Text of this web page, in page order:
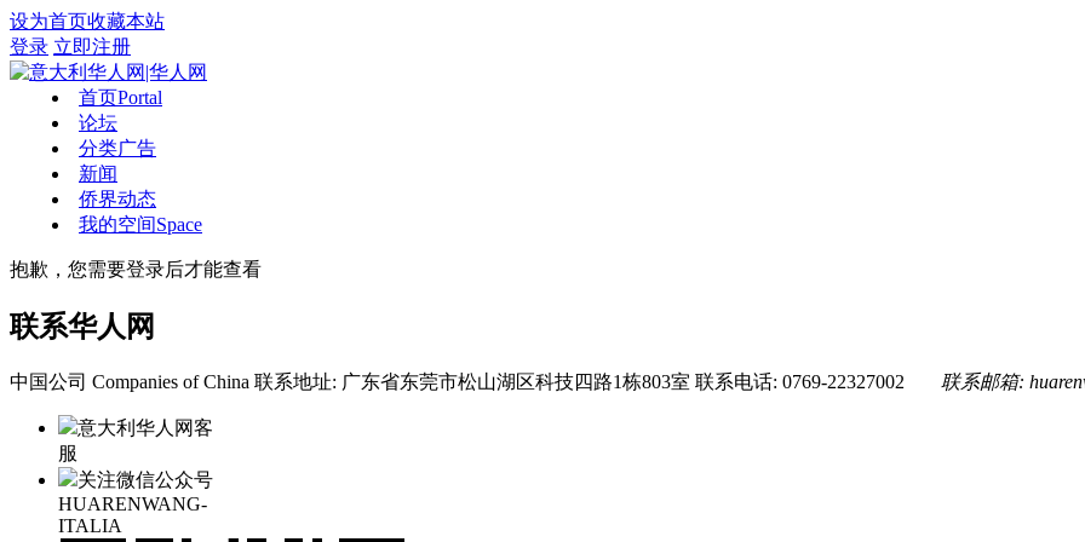
设为首页收藏本站
登录 立即注册
首页Portal
论坛
分类广告
新闻
侨界动态
我的空间Space
抱歉，您需要登录后才能查看
联系华人网
中国公司 Companies of China 联系地址: 广东省东莞市松山湖区科技四路1栋803室 联系电话: 0769-22327002 联系邮箱:
意大利华人网客
服
关注微信公众号
HUARENWANG-
ITALIA